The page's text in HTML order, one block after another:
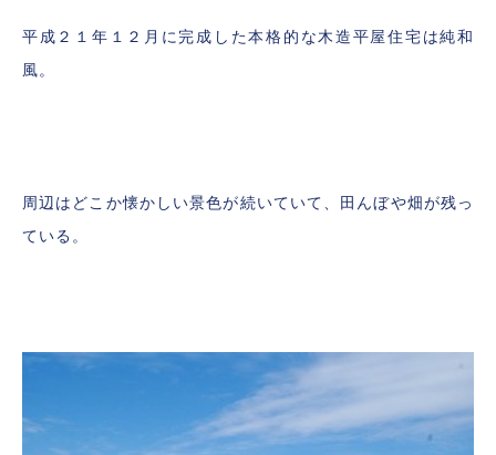
平成２１年１２月に完成した本格的な木造平屋住宅は純和
風。
周辺はどこか懐かしい景色が続いていて、田んぼや畑が残っ
ている。